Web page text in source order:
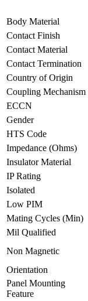
Body Material
Contact Finish
Contact Material
Contact Termination
Country of Origin
Coupling Mechanism
ECCN
Gender
HTS Code
Impedance (Ohms)
Insulator Material
IP Rating
Isolated
Low PIM
Mating Cycles (Min)
Mil Qualified
Non Magnetic
Orientation
Panel Mounting
Feature